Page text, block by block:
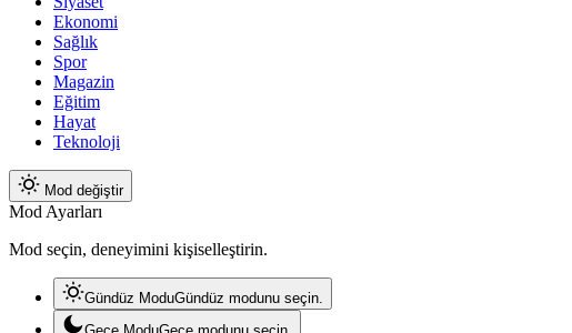
Ekonomi
Sağlık
Spor
Magazin
Eğitim
Hayat
Teknoloji
Mod değiştir
Mod Ayarları
Mod seçin, deneyimini kişiselleştirin.
Gündüz ModuGündüz modunu seçin.